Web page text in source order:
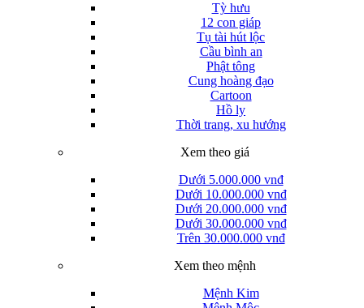
Tỳ hưu
12 con giáp
Tụ tài hút lộc
Cầu bình an
Phật tông
Cung hoàng đạo
Cartoon
Hồ ly
Thời trang, xu hướng
Xem theo giá
Dưới 5.000.000 vnđ
Dưới 10.000.000 vnđ
Dưới 20.000.000 vnđ
Dưới 30.000.000 vnđ
Trên 30.000.000 vnđ
Xem theo mệnh
Mệnh Kim